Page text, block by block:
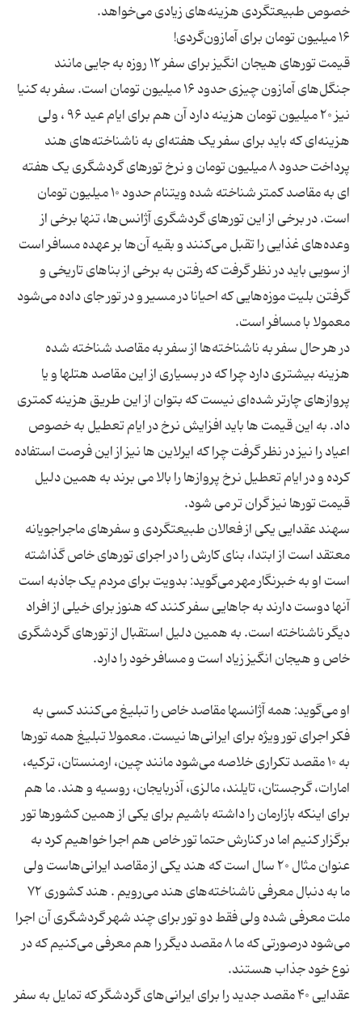
قیمت تورهای هیجان انگیز برای سفر ۱۲ روزه به جایی مانند
جنگل‌های آمازون چیزی حدود ۱۶ میلیون تومان است. سفر به کنیا
نیز ۲۰ میلیون تومان هزینه دارد آن هم برای ایام عید ۹۶ ، ولی
هزینه‌ای که باید برای سفر یک هفته‌ای به ناشناخته‌های هند
پرداخت حدود ۸ میلیون تومان و نرخ تورهای گردشگری یک هفته
ای به مقاصد کمتر شناخته شده ویتنام حدود ۱۰ میلیون تومان
است. در برخی از این تورهای گردشگری آژانس‌ها، تنها برخی از
وعده‌های غذایی را تقبل می‌کنند و بقیه آن‌ها بر عهده مسافر است
از سویی باید در نظر گرفت که رفتن به برخی از بناهای تاریخی و
گرفتن بلیت موزه‌هایی که احیانا در مسیر و در تور جای داده می‌شود
در هر حال سفر به ناشناخته‌ها از سفر به مقاصد شناخته شده
هزینه بیشتری دارد چرا که در بسیاری از این مقاصد هتلها و یا
پروازهای چارتر شده‌ای نیست که بتوان از این طریق هزینه کمتری
داد. به این قیمت ها باید افزایش نرخ در ایام تعطیل به خصوص
اعیاد را نیز در نظر گرفت چرا که ایرلاین ها نیز از این فرصت استفاده
کرده و در ایام تعطیل نرخ پروازها را بالا می برند به همین دلیل
سهند عقدایی یکی از فعالان طبیعتگردی و سفرهای ماجراجویانه
معتقد است از ابتدا، بنای کارش را در اجرای تورهای خاص گذاشته
است او به خبرنگار مهر می‌گوید: بدویت برای مردم یک جاذبه است
آنها دوست دارند به جاهایی سفر کنند که هنوز برای خیلی از افراد
دیگر ناشناخته است. به همین دلیل استقبال از تورهای گردشگری
او می‌گوید: همه آژانسها مقاصد خاص را تبلیغ می‌کنند کسی به
فکر اجرای تور ویژه برای ایرانی‌ها نیست. معمولا تبلیغ همه تورها
به ۱۰ مقصد تکراری خلاصه می‌شود مانند چین، ارمنستان، ترکیه،
امارات، گرجستان، تایلند، مالزی، آذربایجان، روسیه و هند. ما هم
برای اینکه بازارمان را داشته باشیم برای یکی از همین کشورها تور
برگزار کنیم اما در کنارش حتما تور خاص هم اجرا خواهیم کرد به
عنوان مثال ۲۰ سال است که هند یکی از مقاصد ایرانی‌هاست ولی
ما به دنبال معرفی ناشناخته‌های هند می‌رویم . هند کشوری ۷۲
ملت معرفی شده ولی فقط دو تور برای چند شهر گردشگری آن اجرا
می‌شود درصورتی که ما ۸ مقصد دیگر را هم معرفی می‌کنیم که در
عقدایی ۴۰ مقصد جدید را برای ایرانی‌های گردشگر که تمایل به سفر